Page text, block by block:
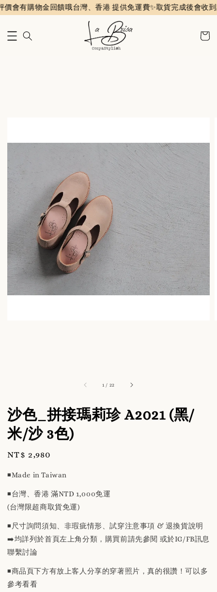
物金回饋哦台灣、香港 提供免運費✨️取貨完成後會收到評價通
1 / 22
沙色_拼接瑪莉珍 A2021 (黑/
米/沙 3色)
Regular
NT$ 2,980
◾️Made in Taiwan
◾️台灣、香港 滿NTD 1,000免運
(台灣限超商取貨免運)
◾️尺寸詢問須知、非瑕疵情形、試穿注意事項 & 退換貨說明
➡️均詳列於首頁左上角分類，購買前請先參閱 或於IG/FB訊息
聯繫討論
◾️商品頁下方有放上客人分享的穿著照片，真的很讚！可以多
參考看看